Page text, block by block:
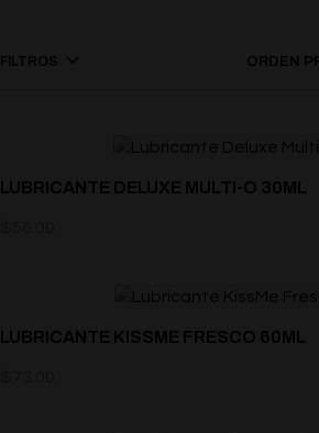
FILTROS
LUBRICANTE DELUXE MULTI-O 30ML
LUBRICANTE KISSME FRESCO 60ML